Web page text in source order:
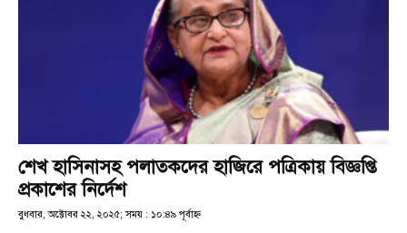
শেখ হাসিনাসহ পলাতকদের হাজিরে পত্রিকায় বিজ্ঞপ্তি
প্রকাশের নির্দেশ
বুধবার, অক্টোবর ২২, ২০২৫; সময় : ১০:৪৯ পূর্বাহ্ণ